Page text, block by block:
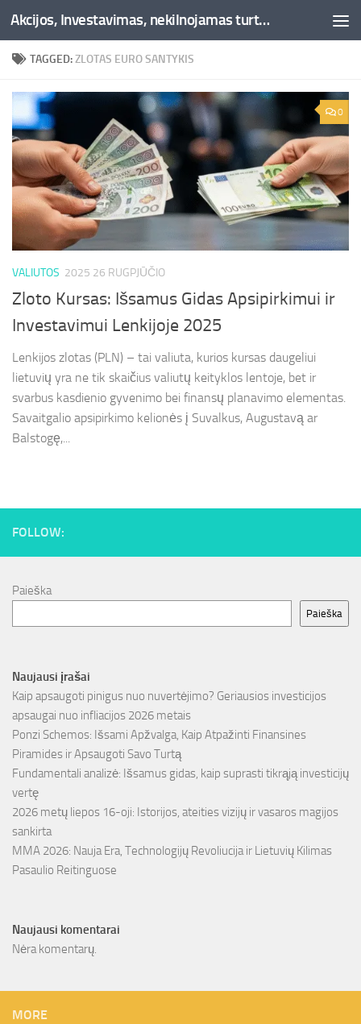
Skip to content Akcijos, Investavimas, nekilnojamas turtas, kriptovaliutos - Besociai.lt
TAGGED:ZLOTAS EURO SANTYKIS
0
VALIUTOS 2025 26 RUGPJŪČIO
Zloto Kursas: Išsamus Gidas Apsipirkimui ir
Investavimui Lenkijoje 2025
Lenkijos zlotas (PLN) – tai valiuta, kurios kursas daugeliui
lietuvių yra ne tik skaičius valiutų keityklos lentoje, bet ir
svarbus kasdienio gyvenimo bei finansų planavimo elementas.
Savaitgalio apsipirkimo kelionės į Suvalkus, Augustavą ar
Balstogę,...
FOLLOW:
Paieška
Paieška
Naujausi įrašai
Kaip apsaugoti pinigus nuo nuvertėjimo? Geriausios investicijos
apsaugai nuo infliacijos 2026 metais
Ponzi Schemos: Išsami Apžvalga, Kaip Atpažinti Finansines
Piramides ir Apsaugoti Savo Turtą
Fundamentali analizė: Išsamus gidas, kaip suprasti tikrąją investicijų
vertę
2026 metų liepos 16-oji: Istorijos, ateities vizijų ir vasaros magijos
sankirta
MMA 2026: Nauja Era, Technologijų Revoliucija ir Lietuvių Kilimas
Pasaulio Reitinguose
Naujausi komentarai
Nėra komentarų.
MORE